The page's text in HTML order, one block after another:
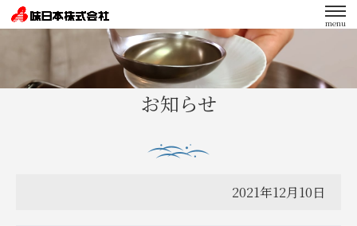
menu
お知らせ
2021年12月10日